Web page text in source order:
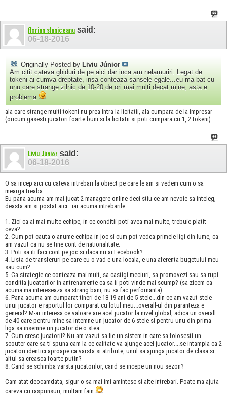
florian slaniceanu said:
06-18-2016
Originally Posted by Liviu Júnior
Am citit cateva ghiduri de pe aici dar inca am nelamuriri. Legat de
tokeni ai cumva dreptate, insa conteaza sansele egale...eu ma bat cu
unu care strange zilnic de 10-20 de ori mai multi decat mine, asta e
problema
ala care strange multi tokeni nu prea intra la licitatii, ala cumpara de la impresar
(oricum gasesti jucatori foarte buni si la licitatii si poti cumpara cu 1, 2 tokeni)
Liviu Júnior said:
06-18-2016
O sa incep aici cu cateva intrebari la obiect pe care le am si vedem cum o sa
mearga treaba.
Eu pana acuma am mai jucat 2 managere online deci stiu ce am nevoie sa inteleg,
deasta am si postat aici...iar acuma intrebarile:
1. Zici ca ai mai multe echipe, in ce conditii poti avea mai multe, trebuie platit
ceva?
2. Cum pot cauta o anume echipa in joc si cum pot vedea primele ligi din lume, ca
am vazut ca nu se tine cont de nationalitate.
3. Poti sa iti faci cont pe joc si daca nu ai Fecebook?
4. Lista de transferuri pe care eu o vad e una locala, e una aferenta bugetului meu
sau cum?
5. Ca strategie ce conteaza mai mult, sa castigi meciuri, sa promovezi sau sa rupi
conditia jucatorilor in antrenamente ca sa ii poti vinde mai scump? (sa zicem ca
acuma ma intereseaza sa strang bani, nu sa fac perfornanta)
6. Pana acuma am cumparat tineri de 18-19 ani de 5 stele...din ce am vazut stele
unui jucator e raportul lor comparat cu lotul meu...overall-ul din paranteza e
general? M-ar interesa ce valoare are acel jucator la nivel global, adica un overall
de 40 care pentru mine sa intemne un jucator de 6 stele si pentru unu din prima
liga sa insemne un jucator de o stea.
7. Cum cresc jucatorii? Nu am vazut sa fie un sistem in care sa folosesti un
scouter care sa-ti spuna cam la ce calitate va ajunge acel jucator....se intampla ca 2
jucatori identici aproape ca varsta si atribute, unul sa ajunga jucator de clasa si
altul sa creasca foarte putin?
8. Cand se schimba varsta jucatorilor, cand se incepe un nou sezon?
Cam atat deocamdata, sigur o sa mai imi amintesc si alte intrebari. Poate ma ajuta
careva cu raspunsuri, multam fain